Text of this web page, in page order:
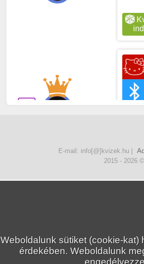
+31
Weboldalunk sütiket (cookie-
érdekében. Weboldalunk
E-mail: info[@]kvizek.hu |
2015 - 2026